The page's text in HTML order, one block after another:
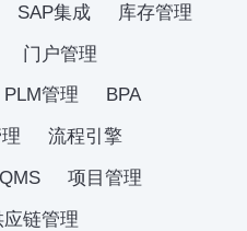
SAP集成
库存管理
门户管理
PLM管理
BPA
流程引擎
项目管理
应链管理